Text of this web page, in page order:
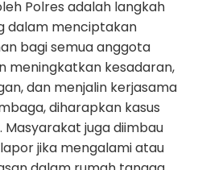
Polres adalah langkah
dalam menciptakan
bagi semua anggota
meningkatkan kesadaran,
dan menjalin kerjasama
diharapkan kasus
Masyarakat juga diimbau
jika mengalami atau